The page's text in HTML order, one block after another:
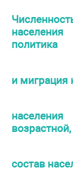
политика
и миграция
состав